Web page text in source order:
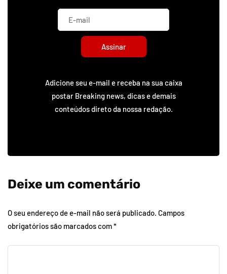
Assinar
Adicione seu e-mail e receba na sua caixa
postar Breaking news, dicas e demais
conteúdos direto da nossa redação.
Deixe um comentário
O seu endereço de e-mail não será publicado. Campos
obrigatórios são marcados com*